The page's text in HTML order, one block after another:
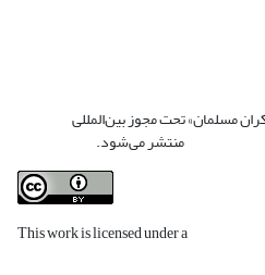
مسلمان» تحت مجوز بین‌المللی
منتشر می‌شود.
This work is licensed under a